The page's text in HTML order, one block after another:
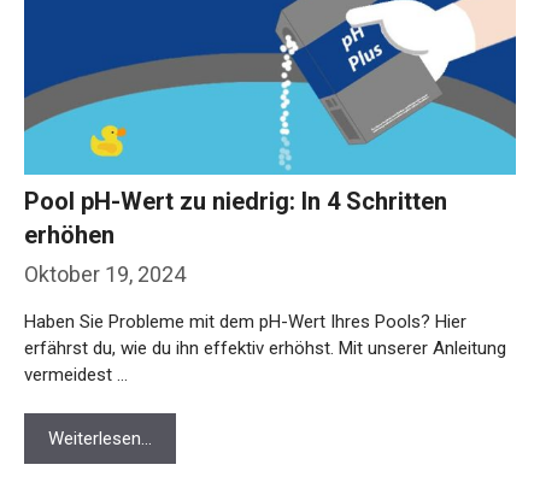
Oktober 19, 2024
Pool pH-Wert zu niedrig: In 4 Schritten
erhöhen
Haben Sie Probleme mit dem pH-Wert Ihres Pools? Hier
erfährst du, wie du ihn effektiv erhöhst. Mit unserer Anleitung
vermeidest …
Weiterlesen…